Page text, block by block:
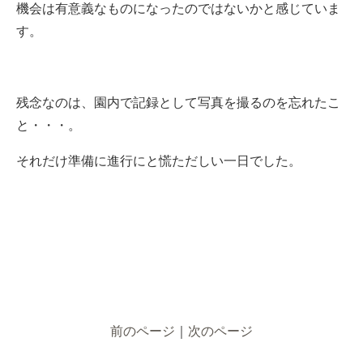
機会は有意義なものになったのではないかと感じていま
す。
残念なのは、園内で記録として写真を撮るのを忘れたこ
と・・・。
それだけ準備に進行にと慌ただしい一日でした。
前のページ 次のページ